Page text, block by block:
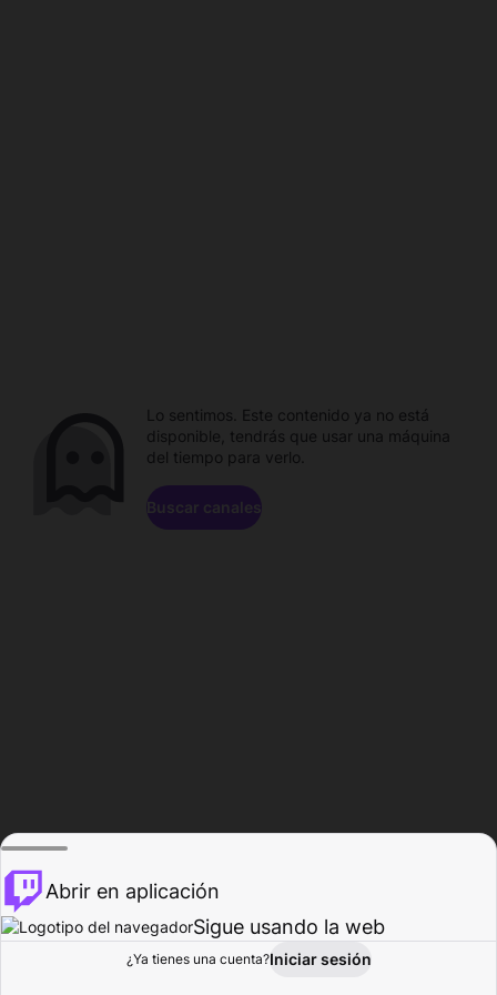
Explorar Actividad
Lo sentimos. Este contenido ya no está
disponible, tendrás que usar una máquina
del tiempo para verlo.
Buscar canales
Abrir en aplicación
Sigue usando la web
¿Ya tienes una cuenta?Iniciar sesión